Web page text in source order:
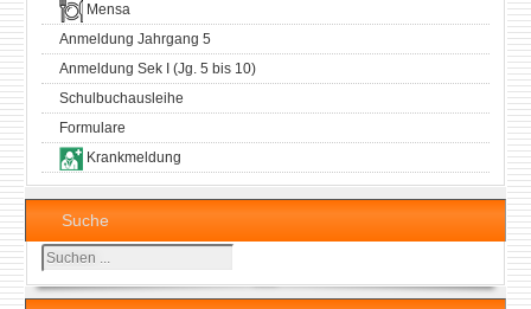
Mensa
Anmeldung Jahrgang 5
Anmeldung Sek I (Jg. 5 bis 10)
Schulbuchausleihe
Formulare
Krankmeldung
Suche
Suchen
...